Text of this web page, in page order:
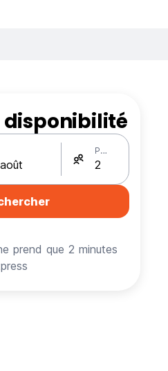
Personnes
prend que 2 minutes